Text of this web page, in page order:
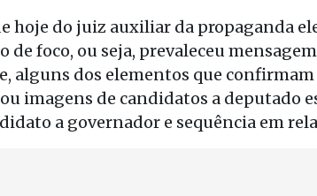
hoje do juiz auxiliar da propaganda
de foco, ou seja, prevaleceu
alguns dos elementos que confirmam
imagens de candidatos a deputado
a governador e sequência em